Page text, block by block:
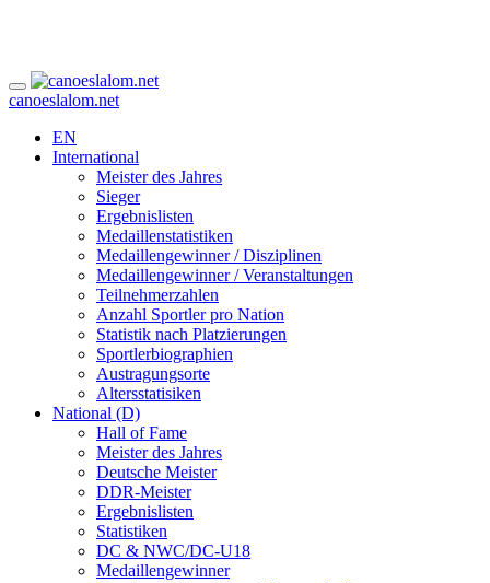
canoeslalom.net
EN
International
Meister des Jahres
Sieger
Ergebnislisten
Medaillenstatistiken
Medaillengewinner / Disziplinen
Medaillengewinner / Veranstaltungen
Teilnehmerzahlen
Anzahl Sportler pro Nation
Statistik nach Platzierungen
Sportlerbiographien
Austragungsorte
Altersstatisiken
National (D)
Hall of Fame
Meister des Jahres
Deutsche Meister
DDR-Meister
Ergebnislisten
Statistiken
DC & NWC/DC-U18
Medaillengewinner